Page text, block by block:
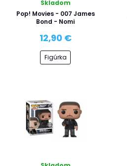
Skladom
Pop! Movies - 007 James
Bond - Nomi
12,90 €
Figúrka